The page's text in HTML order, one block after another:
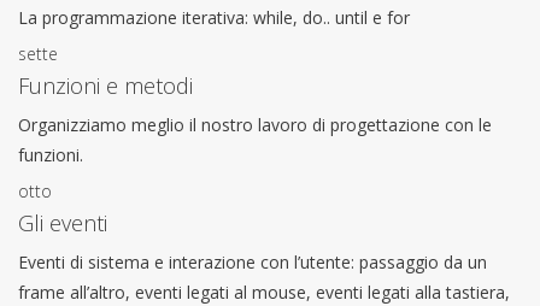
La programmazione iterativa: while, do.. until e for
sette
Funzioni e metodi
Organizziamo meglio il nostro lavoro di progettazione con le
funzioni.
otto
Gli eventi
Eventi di sistema e interazione con l’utente: passaggio da un
frame all’altro, eventi legati al mouse, eventi legati alla tastiera,